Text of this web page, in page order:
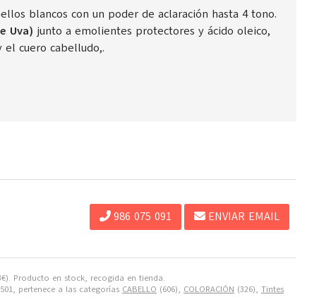
€). Producto en stock, recogida en tienda.
pertenece a las categorías CABELLO (606), COLORACIÓN (326), Tintes
blancos con un poder de aclaración hasta 4 tono.
Uva) junto a emolientes protectores y ácido oleico,
cuero cabelludo,.
986 075 091 ENVIAR EMAIL